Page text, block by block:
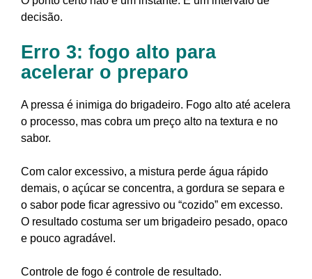
decisão.
Erro 3: fogo alto para
acelerar o preparo
A pressa é inimiga do brigadeiro. Fogo alto até acelera
o processo, mas cobra um preço alto na textura e no
sabor.
Com calor excessivo, a mistura perde água rápido
demais, o açúcar se concentra, a gordura se separa e
o sabor pode ficar agressivo ou “cozido” em excesso.
O resultado costuma ser um brigadeiro pesado, opaco
e pouco agradável.
Controle de fogo é controle de resultado.